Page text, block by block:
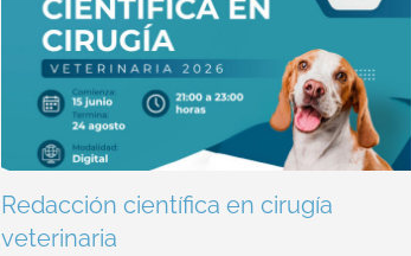
Redacción científica en cirugía
veterinaria